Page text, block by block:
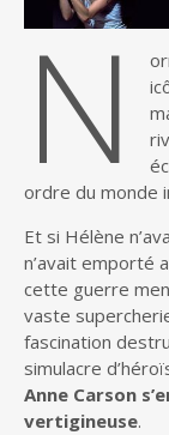
N
ordre du monde
Et si Hélène
n’avait emporté
cette guerre
vaste
fascination
simulacre
Anne Carson
vertigineuse.